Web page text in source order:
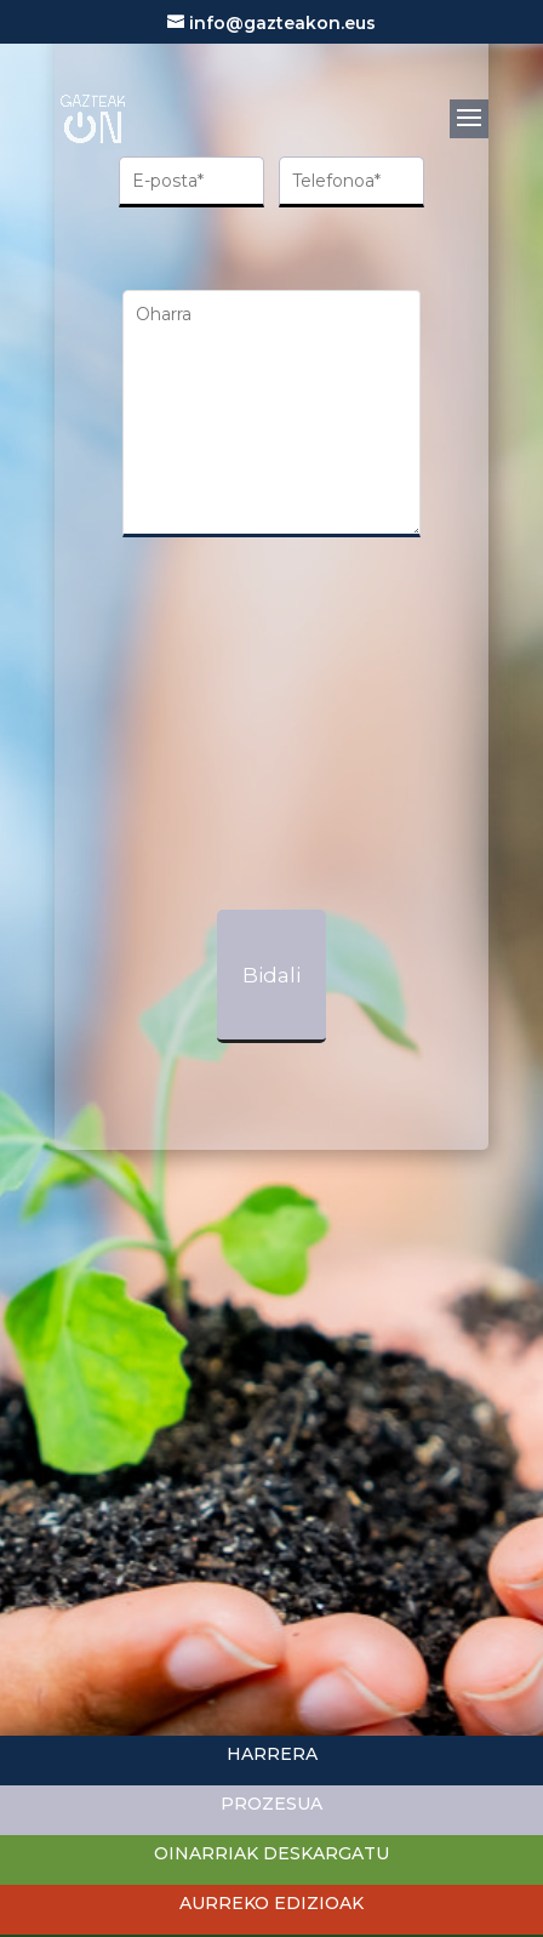
info@gazteakon.eus
HARRERA
PROZESUA
OINARRIAK DESKARGATU
AURREKO EDIZIOAK